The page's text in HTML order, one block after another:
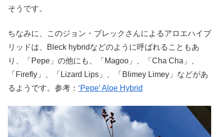
そうです。
ちなみに、このジョン・ブレックさんによるアロエハイブ
リッドは、Bleck hybridなどのように呼ばれることもあ
り、「Pepe」の他にも、「Magoo」、「Cha Cha」、
「Firefly」、「Lizard Lips」、「Blimey Limey」などがあ
るようです。参考： ‘Pepe’ Aloe Hybrid